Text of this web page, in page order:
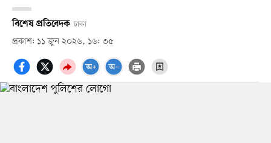
বিশেষ প্রতিবেদক ঢাকা
প্রকাশ: ১১ জুন ২০২৬, ১৬: ৩৫